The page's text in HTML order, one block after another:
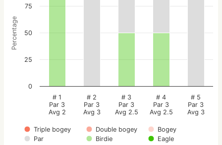
Percentage
Triple bogey Double bogey
Bogey
Par
Birdie
Eagle
# 1
Par 3
Avg 2
# 2
Par 3
Avg 3
# 3
Par 3
Avg 2.5
# 4
Par 3
Avg 2.5
# 5
Par 3
Avg 3
0
25
50
75